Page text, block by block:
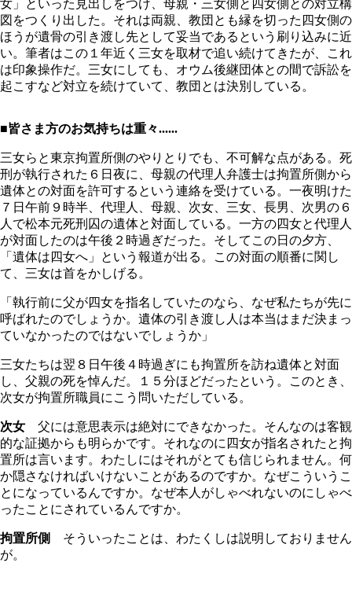
女」といった見出しをつけ、母親・三女側と四女側との対立構
図をつくり出した。それは両親、教団とも縁を切った四女側の
ほうが遺骨の引き渡し先として妥当であるという刷り込みに近
い。筆者はこの１年近く三女を取材で追い続けてきたが、これ
は印象操作だ。三女にしても、オウム後継団体との間で訴訟を
起こすなど対立を続けていて、教団とは決別している。
■皆さま方のお気持ちは重々......
三女らと東京拘置所側のやりとりでも、不可解な点がある。死
刑が執行された６日夜に、母親の代理人弁護士は拘置所側から
遺体との対面を許可するという連絡を受けている。一夜明けた
７日午前９時半、代理人、母親、次女、三女、長男、次男の６
人で松本元死刑囚の遺体と対面している。一方の四女と代理人
が対面したのは午後２時過ぎだった。そしてこの日の夕方、
「遺体は四女へ」という報道が出る。この対面の順番に関し
て、三女は首をかしげる。
「執行前に父が四女を指名していたのなら、なぜ私たちが先に
呼ばれたのでしょうか。遺体の引き渡し人は本当はまだ決まっ
ていなかったのではないでしょうか」
三女たちは翌８日午後４時過ぎにも拘置所を訪ね遺体と対面
し、父親の死を悼んだ。１５分ほどだったという。このとき、
次女が拘置所職員にこう問いただしている。
次女 父には意思表示は絶対にできなかった。そんなのは客観
的な証拠からも明らかです。それなのに四女が指名されたと拘
置所は言います。わたしにはそれがとても信じられません。何
か隠さなければいけないことがあるのですか。なぜこういうこ
とになっているんですか。なぜ本人がしゃべれないのにしゃべ
ったことにされているんですか。
拘置所側
そういったことは、わたくしは説明しておりません
が。